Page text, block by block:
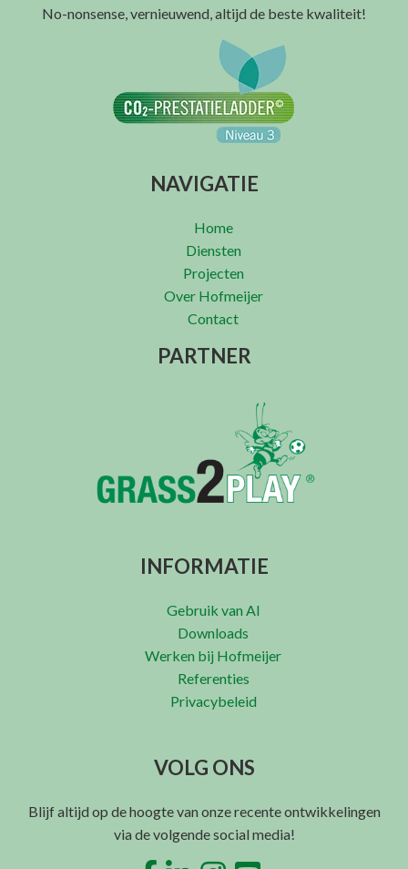
No-nonsense, vernieuwend, altijd de beste kwaliteit!
NAVIGATIE
Home
Diensten
Projecten
Over Hofmeijer
Contact
PARTNER
INFORMATIE
Gebruik van AI
Downloads
Werken bij Hofmeijer
Referenties
Privacybeleid
VOLG ONS
Blijf altijd op de hoogte van onze recente ontwikkelingen
via de volgende social media!